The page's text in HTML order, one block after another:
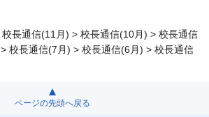
校長通信(11月) > 校長通信(10月) > 校長通信
> 校長通信(7月) > 校長通信(6月) > 校長通信
ページの先頭へ戻る